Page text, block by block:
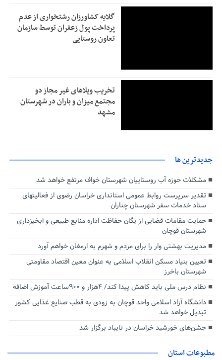
گلایه کشاورزان رشتخواری از عدم
پرداخت پول زعفران توسط سازمان
تعاون روستایی
تخریب ویلاهای غیر مجاز دو
مجتمع میزان و باران در شهرستان
مشهد
جديدترين ها
مشکلات حوزه آب روستاییان شهرستان خواف مرتفع خواهد شد
تقدیر سرپرست روابط عمومی استانداری خراسان رضوی از فعالیتهای
ستاد خدمات سفر شهرستان چناران
حمایت مقامات قضایی از یگان حفاظت اداره منابع طبیعی و ابخیزداری
شهرستان قوچان
مدیریت بهشتی وار را برای مردم و شهرم به ارمغان خواهم آورد
تعیین بنیاد مسکن انقلاب اسلامی به عنوان معین اقتصاد مقاومتی
شهرستان باخرز
نظام درس ملی باید کاهش پیدا کند/ ۴هزار و ۹۰۰ساعت آموزش اضافه
دانشگاه آزاد اسلامی واحد قوچان به زودی به قطب صنایع غذایی کشور
تبدیل خواهد شد
جشن‌های خورشید خراسان در تایباد برگزار شد
مطبوعات استان